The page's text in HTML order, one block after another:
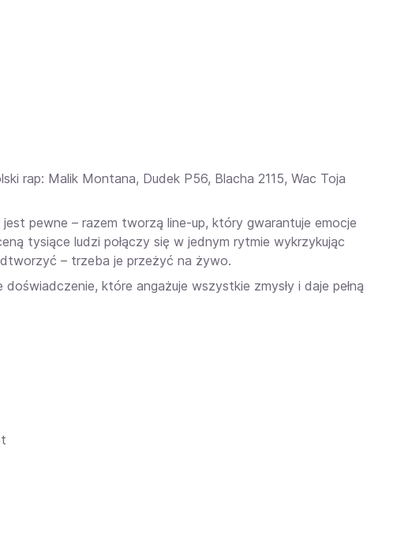
rap: Malik Montana, Dudek P56, Blacha 2115, Wac Toja
pewne – razem tworzą line-up, który gwarantuje emocje
tysiące ludzi połączy się w jednym rytmie wykrzykując
– trzeba je przeżyć na żywo.
które angażuje wszystkie zmysły i daje pełną